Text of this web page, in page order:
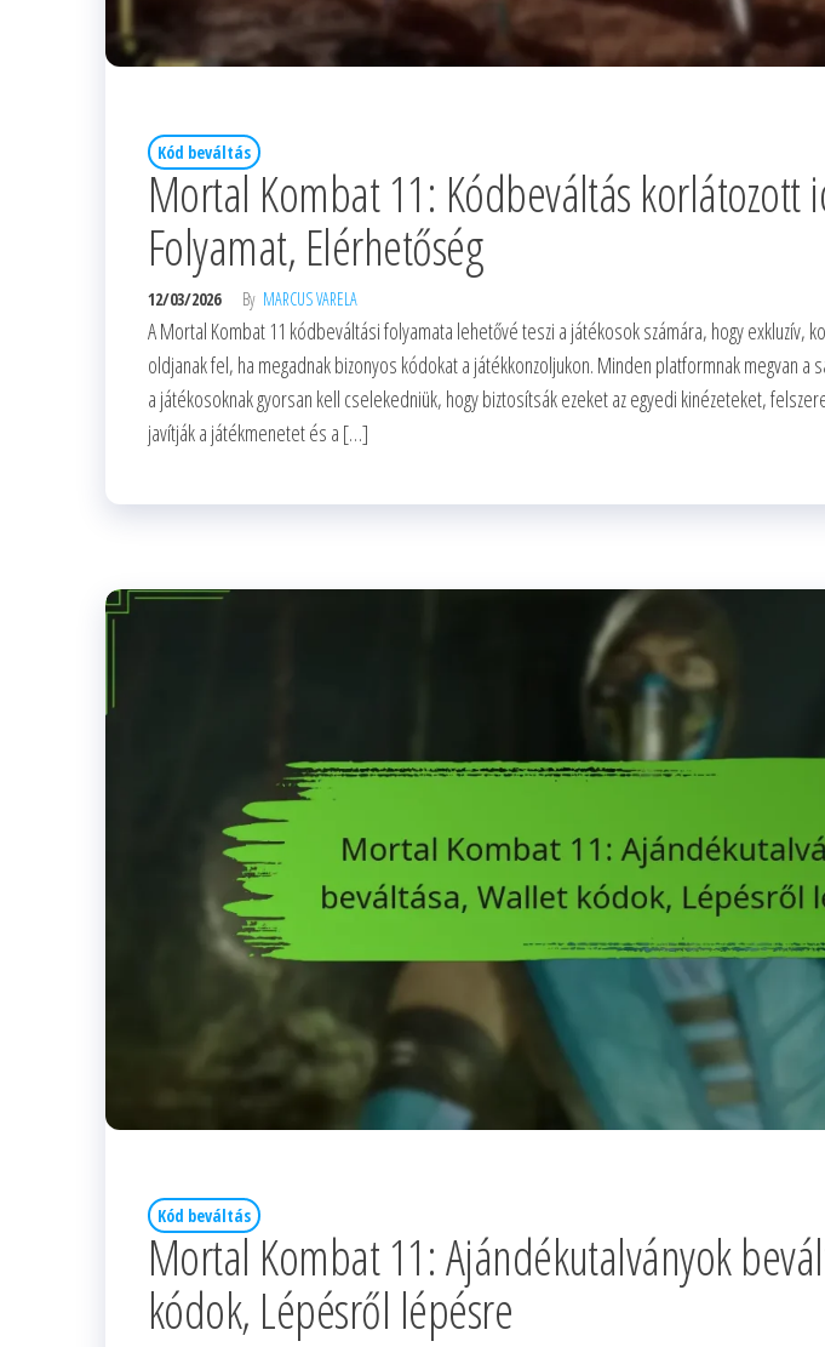
Kód beváltás
Mortal Kombat 11: Kódbeváltás korlátozott
Folyamat, Elérhetőség
12/03/2026 By MARCUS VARELA
A Mortal Kombat 11 kódbeváltási folyamata lehetővé teszi a játékosok számára, hogy exkluzív,
oldjanak fel, ha megadnak bizonyos kódokat a játékkonzoljukon. Minden platformnak megvan
a játékosoknak gyorsan kell cselekedniük, hogy biztosítsák ezeket az egyedi kinézeteket,
javítják a játékmenetet és a […]
Kód beváltás
Mortal Kombat 11: Ajándékutalványok
kódok, Lépésről lépésre